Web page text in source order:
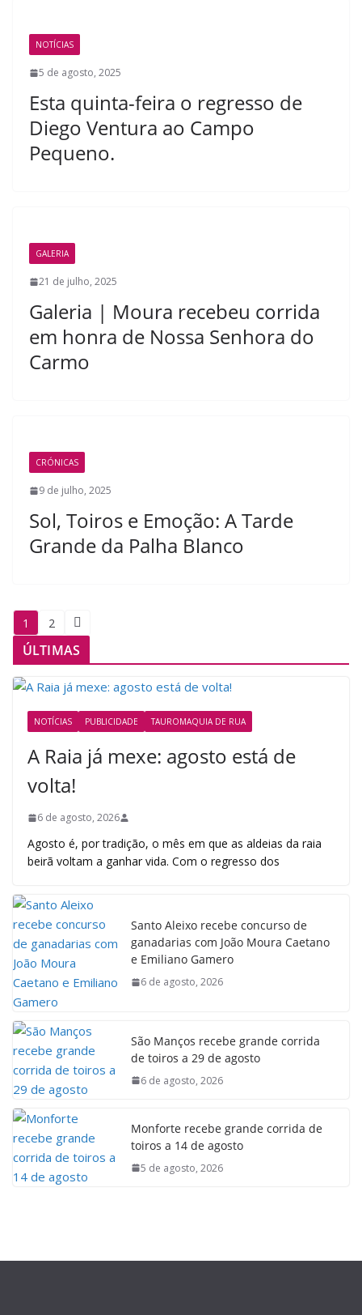
NOTÍCIAS
5 de agosto, 2025
Esta quinta-feira o regresso de
Diego Ventura ao Campo
Pequeno.
GALERIA
21 de julho, 2025
Galeria | Moura recebeu corrida
em honra de Nossa Senhora do
Carmo
CRÓNICAS
9 de julho, 2025
Sol, Toiros e Emoção: A Tarde
Grande da Palha Blanco
Paginação
de
posts
1 2
ÚLTIMAS
NOTÍCIAS PUBLICIDADE TAUROMAQUIA DE RUA
A Raia já mexe: agosto está de
volta!
6 de agosto, 2026
Agosto é, por tradição, o mês em que as aldeias da raia
beirã voltam a ganhar vida. Com o regresso dos
Santo Aleixo recebe concurso de
ganadarias com João Moura Caetano
e Emiliano Gamero
6 de agosto, 2026
São Manços recebe grande corrida
de toiros a 29 de agosto
6 de agosto, 2026
Monforte recebe grande corrida de
toiros a 14 de agosto
5 de agosto, 2026